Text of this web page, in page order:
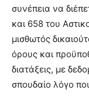
συνέπεια να
και 658 του
μισθωτός
όρους και
διατάξεις, με
σπουδαίο λόγο